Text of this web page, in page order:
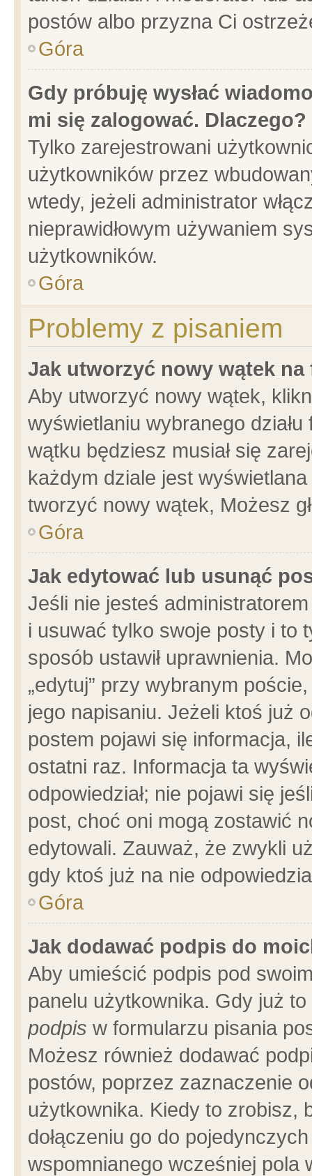
postów albo przyzna Ci
Góra
Gdy próbuję wysłać
mi się zalogować. Dlaczego?
Tylko zarejestrowani
użytkowników przez
wtedy, jeżeli administrator
nieprawidłowym używaniem
użytkowników.
Góra
Problemy z pisaniem
Jak utworzyć nowy wątek na
Aby utworzyć nowy wątek,
wyświetlaniu wybranego
wątku będziesz musiał się
każdym dziale jest
tworzyć nowy wątek, Możesz
Góra
Jak edytować lub usunąć
Jeśli nie jesteś
i usuwać tylko swoje posty i to
sposób ustawił uprawnienia.
„edytuj” przy wybranym
jego napisaniu. Jeżeli ktoś już
postem pojawi się informacja,
ostatni raz. Informacja ta
odpowiedział; nie pojawi się
post, choć oni mogą zostawić
edytowali. Zauważ, że zwykli
gdy ktoś już na nie
Góra
Jak dodawać podpis do
Aby umieścić podpis pod
panelu użytkownika. Gdy już
podpis w formularzu pisania
Możesz również dodawać
postów, poprzez zaznaczenie
użytkownika. Kiedy to zrobisz,
dołączeniu go do
wspomnianego wcześniej pola